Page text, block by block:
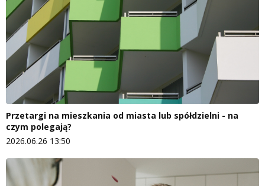
Przetargi na mieszkania od miasta lub spółdzielni - na
czym polegają?
2026.06.26 13:50